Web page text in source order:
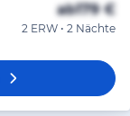
ab179 €
2 ERW • 2 Nächte